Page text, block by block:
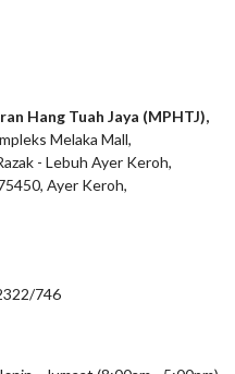
Hang Tuah Jaya (MPHTJ),
Melaka Mall,
- Lebuh Ayer Keroh,
Ayer Keroh,
746